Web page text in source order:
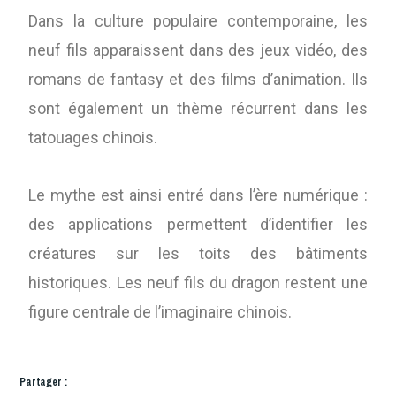
Dans la culture populaire contemporaine, les
neuf fils apparaissent dans des jeux vidéo, des
romans de fantasy et des films d’animation. Ils
sont également un thème récurrent dans les
tatouages chinois.
Le mythe est ainsi entré dans l’ère numérique :
des applications permettent d’identifier les
créatures sur les toits des bâtiments
historiques. Les neuf fils du dragon restent une
figure centrale de l’imaginaire chinois.
Partager :